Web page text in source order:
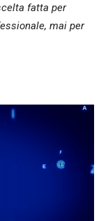
fatta per
mai per